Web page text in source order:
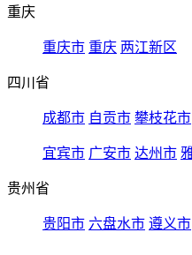
重庆
重庆市 重庆 两江新区
四川省
成都市 自贡市 攀枝花市
宜宾市 广安市 达州市
贵州省
贵阳市 六盘水市 遵义市